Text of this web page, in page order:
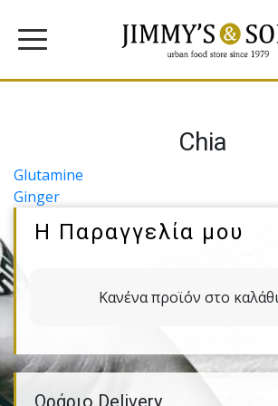
Chia
Πλοήγηση
άρθρων
Glutamine
Ginger
Η Παραγγελία μου
Κανένα προϊόν στο
Ωράριο Delivery